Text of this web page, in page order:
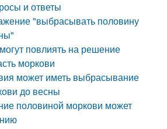
и ответы
"выбрасывать половину
повлиять на решение
моркови
может иметь выбрасывание
до весны
половиной моркови может